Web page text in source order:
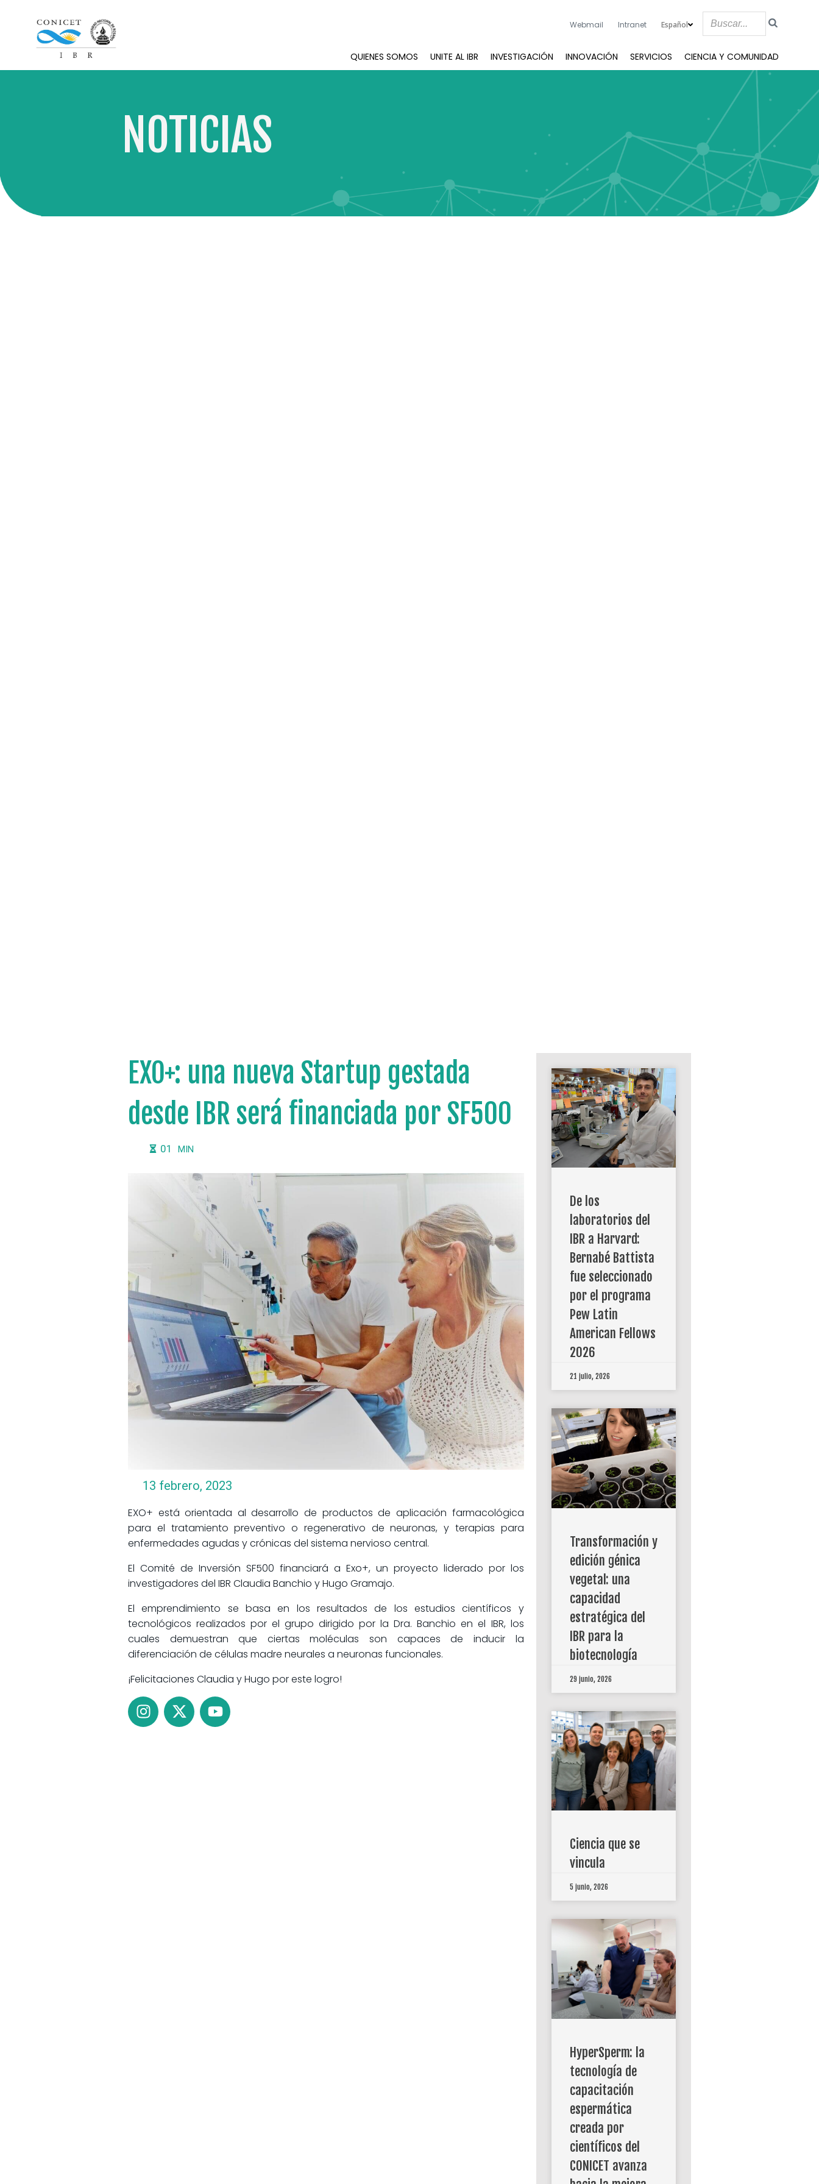
Webmail Intranet Español
QUIENES SOMOS UNITE AL IBR INVESTIGACIÓN INNOVACIÓN SERVICIOS CIENCIA Y COMUNIDAD
NOTICIAS
EXO+: una nueva Startup gestada
desde IBR será financiada por SF500
01 MIN
13 febrero, 2023
EXO+ está orientada al desarrollo de productos de aplicación farmacológica
para el tratamiento preventivo o regenerativo de neuronas, y terapias para
enfermedades agudas y crónicas del sistema nervioso central.
El Comité de Inversión SF500 financiará a Exo+, un proyecto liderado por los
investigadores del IBR Claudia Banchio y Hugo Gramajo.
El emprendimiento se basa en los resultados de los estudios científicos y
tecnológicos realizados por el grupo dirigido por la Dra. Banchio en el IBR, los
cuales demuestran que ciertas moléculas son capaces de inducir la
diferenciación de células madre neurales a neuronas funcionales.
¡Felicitaciones Claudia y Hugo por este logro!
De los
laboratorios del
IBR a Harvard:
Bernabé Battista
fue seleccionado
por el programa
Pew Latin
American Fellows
2026
21 julio, 2026
Transformación y
edición génica
vegetal: una
capacidad
estratégica del
IBR para la
biotecnología
29 junio, 2026
Ciencia que se
vincula
5 junio, 2026
HyperSperm: la
tecnología de
capacitación
espermática
creada por
científicos del
CONICET avanza